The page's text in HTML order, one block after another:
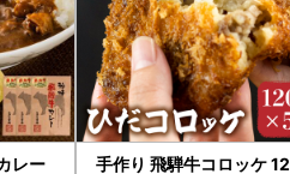
ンド戦略課 ふるさと納税担当
15（12/29〜1/3を除く）
レー
手作り 飛騨牛コロッケ 12